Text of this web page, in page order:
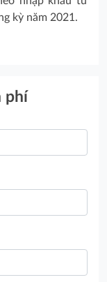
kỳ năm 2021.
phí